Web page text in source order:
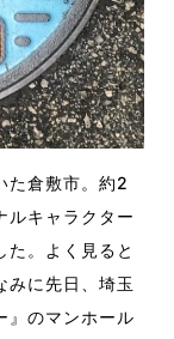
た倉敷市。約2
ルキャラクター
た。よく見ると
みに先日、埼玉
』のマンホール